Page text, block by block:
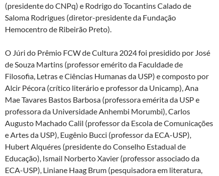
(presidente do CNPq) e Rodrigo do Tocantins Calado de
Saloma Rodrigues (diretor-presidente da Fundação
Hemocentro de Ribeirão Preto).
O Júri do Prêmio FCW de Cultura 2024 foi presidido por José
de Souza Martins (professor emérito da Faculdade de
Filosofia, Letras e Ciências Humanas da USP) e composto por
Alcir Pécora (crítico literário e professor da Unicamp), Ana
Mae Tavares Bastos Barbosa (professora emérita da USP e
professora da Universidade Anhembi Morumbi), Carlos
Augusto Machado Calil (professor da Escola de Comunicações
e Artes da USP), Eugênio Bucci (professor da ECA-USP),
Hubert Alquéres (presidente do Conselho Estadual de
Educação), Ismail Norberto Xavier (professor associado da
ECA-USP), Liniane Haag Brum (pesquisadora em literatura,